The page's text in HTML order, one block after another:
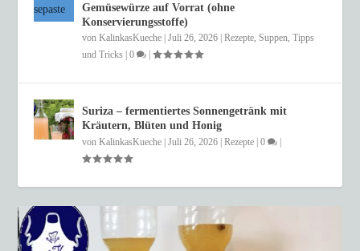
Gemüsewürze auf Vorrat (ohne
Konservierungsstoffe)
vonKalinkasKueche |Juli 26, 2026 |Rezepte ,Suppen ,Tipps
und Tricks |0 |
Suriza – fermentiertes Sonnengetränk mit
Kräutern, Blüten und Honig
vonKalinkasKueche |Juli 26, 2026 |Rezepte |0 |